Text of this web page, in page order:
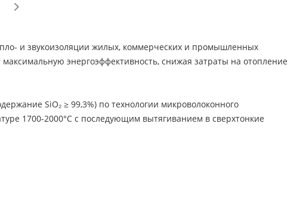
и звукоизоляции жилых, коммерческих и промышленных
энергоэффективность, снижая затраты на отопление
SiO₂ ≥ 99,3%) по технологии микроволоконного
1700-2000°C с последующим вытягиванием в сверхтонкие